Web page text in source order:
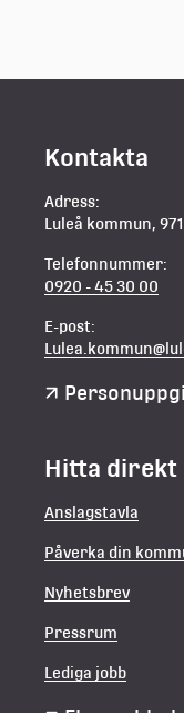
Kontakta
Adress:
Luleå kommun,
Telefonnummer:
0920 - 45 30 00
E-post:
Hitta direkt
Anslagstavla
Påverka din
Nyhetsbrev
Pressrum
Lediga jobb